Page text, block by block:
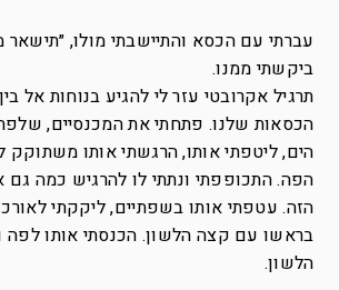
עברתי עם הכסא והתיישבתי מולו, ״תישאר
ביקשתי ממנו.
תרגיל אקרובטי עזר לי להגיע בנוחות אל
הכסאות שלנו. פתחתי את המכנסיים,
הים, ליטפתי אותו, הרגשתי אותו משתוקק
הפה. התכופפתי ונתתי לו להרגיש כמה גם
הזה. עטפתי אותו בשפתיים, ליקקתי
בראשו עם קצה הלשון. הכנסתי אותו לפה
הלשון.